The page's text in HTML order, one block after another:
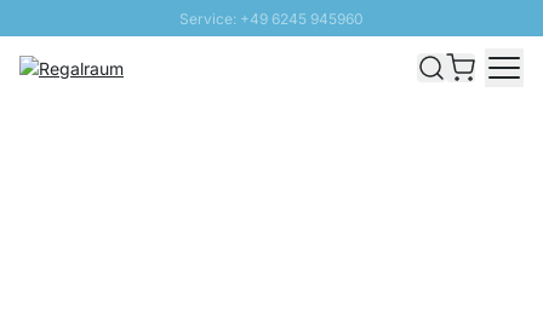
Service: +49 6245 945960
Schnelle Lieferung - Gratis Versand ab 100€